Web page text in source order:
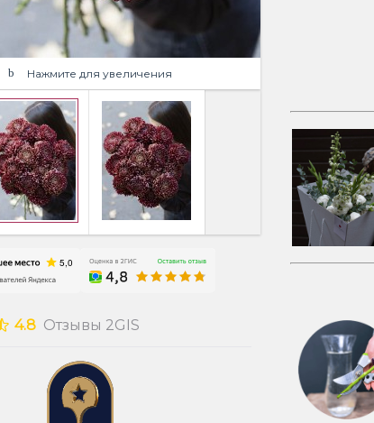
Нажмите для увеличения
4.8 Отзывы 2GIS